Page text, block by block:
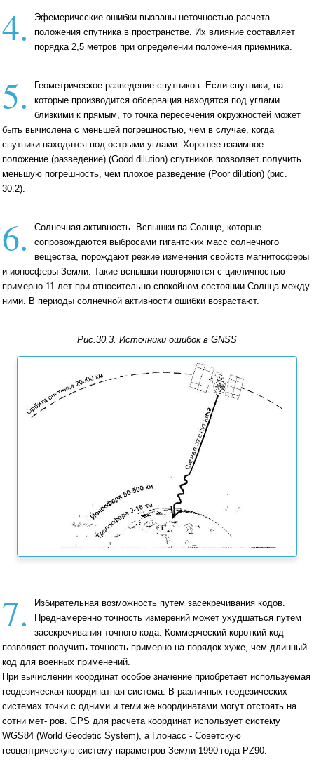
4.
Эфемеричсские ошибки вызваны неточностью расчета
положения спутника в пространстве. Их влияние составляет
порядка 2,5 метров при определении положения приемника.
5.
Геометрическое разведение спутников. Если спутники, па
которые производится обсервация находятся под углами
близкими к прямым, то точка пересечения окружностей может
быть вычислена с меньшей погрешностью, чем в случае, когда
спутники находятся под острыми углами. Хорошее взаимное
положение (разведение) (Good dilution) спутников позволяет получить
меньшую погрешность, чем плохое разведение (Poor dilution) (рис.
30.2).
6.
Солнечная активность. Вспышки па Солнце, которые
сопровождаются выбросами гигантских масс солнечного
вещества, порождают резкие изменения свойств магнитосферы
и ионосферы Земли. Такие вспышки повгоряются с цикличностью
примерно 11 лет при относительно спокойном состоянии Солнца между
ними. В периоды солнечной активности ошибки возрастают.
Рис.30.3. Источники ошибок в GNSS
7.
Избирательная возможность путем засекречивания кодов.
Преднамеренно точность измерений может ухудшаться путем
засекречивания точного кода. Коммерческий короткий код
позволяет получить точность примерно на порядок хуже, чем длинный
код для военных применений.
При вычислении координат особое значение приобретает используемая
геодезическая координатная система. В различных геодезических
системах точки с одними и теми же координатами могут отстоять на
сотни мет- ров. GPS для расчета координат использует систему
WGS84 (World Geodetic System), а Глонасс - Советскую
геоцентрическую систему параметров Земли 1990 года PZ90.